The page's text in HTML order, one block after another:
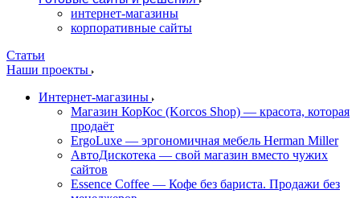
интернет-магазины
корпоративные сайты
Статьи
Наши проекты
Интернет-магазины
Магазин КорКос (Korcos Shop) — красота, которая
продаёт
ErgoLuxe — эргономичная мебель Herman Miller
АвтоДискотека — свой магазин вместо чужих
сайтов
Essence Coffee — Кофе без бариста. Продажи без